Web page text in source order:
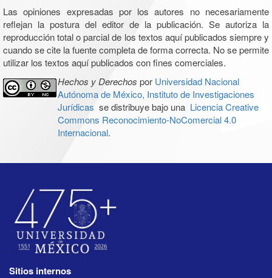
Las opiniones expresadas por los autores no necesariamente
reflejan la postura del editor de la publicación. Se autoriza la
reproducción total o parcial de los textos aquí publicados siempre y
cuando se cite la fuente completa de forma correcta. No se permite
utilizar los textos aquí publicados con fines comerciales.
Hechos y Derechos por Universidad Nacional
Autónoma de México, Instituto de Investigaciones
Jurídicas se distribuye bajo una Licencia Creative
Commons Reconocimiento-NoComercial 4.0
Internacional.
Sitios internos